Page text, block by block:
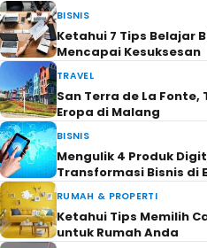
BISNIS
Ketahui 7 Tips Belajar
Mencapai Kesuksesan
TRAVEL
San Terra de La
Eropa di Malang
BISNIS
Mengulik 4 Produk
Transformasi Bisnis di
RUMAH & PROPERTI
Ketahui Tips Memilih
untuk Rumah Anda